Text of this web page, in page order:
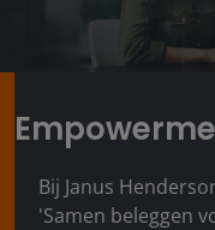
Bij Janus
'Samen beleggen